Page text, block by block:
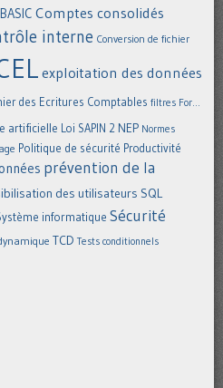
BASIC Comptes consolidés
interne Conversion de fichier
exploitation des données
des Ecritures Comptables filtres For...
artificielle Loi SAPIN 2 NEP Normes
Politique de sécurité Productivité
prévention de la
des utilisateurs SQL
informatique Sécurité
TCD Tests conditionnels